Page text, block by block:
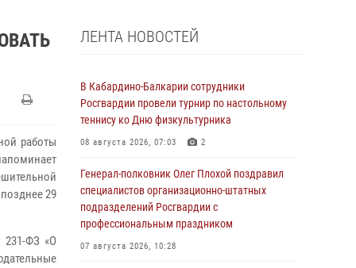
работы
29
ФЗ «О
ЛЕНТА НОВОСТЕЙ
В Кабардино-Балкарии сотрудники
Росгвардии провели турнир по настольному
теннису ко Дню физкультурника
08 августа 2026, 07:03 2
Генерал-полковник Олег Плохой поздравил
специалистов организационно-штатных
подразделений Росгвардии с
профессиональным праздником
07 августа 2026, 10:28